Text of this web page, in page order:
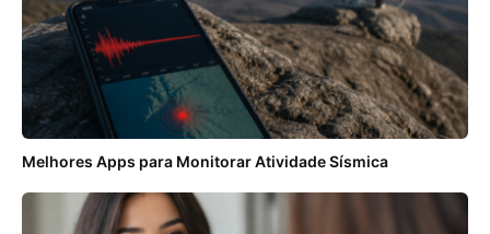
Melhores Apps para Monitorar Atividade Sísmica